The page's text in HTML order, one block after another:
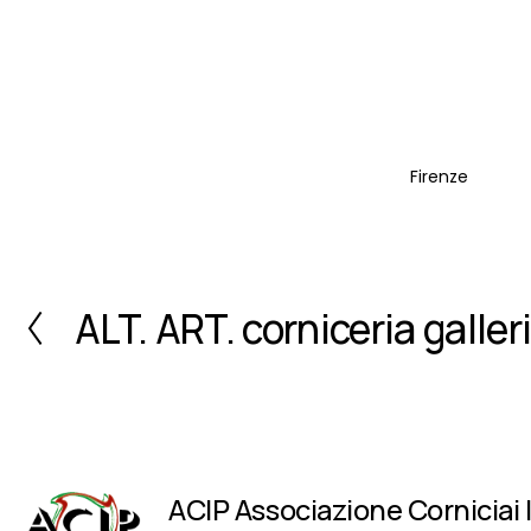
Firenze
n
o
ALT. ART. corniceria
ACIP Associazione